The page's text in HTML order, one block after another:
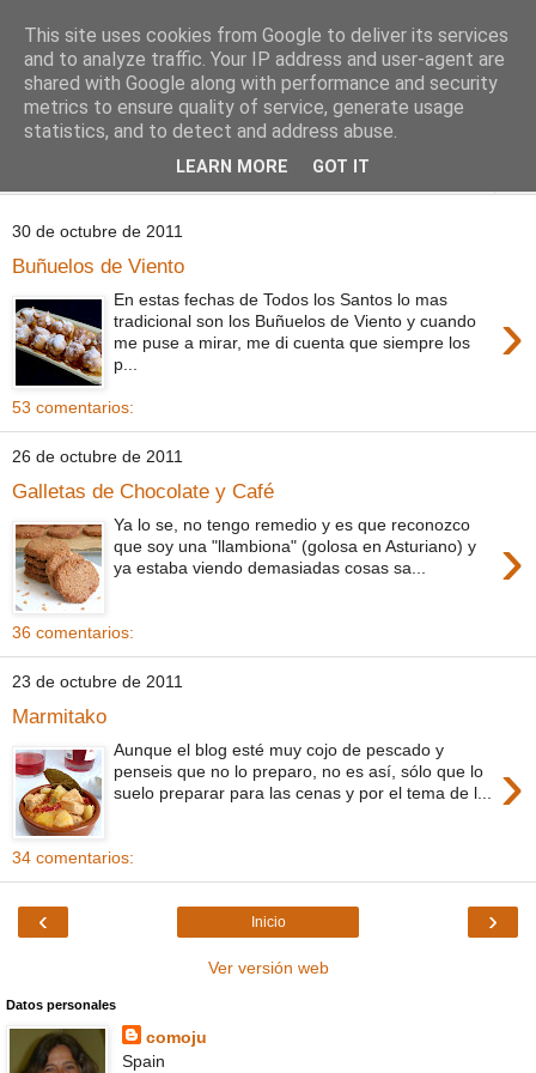
Comoju
La Cocina del Día a Día y el día a día de la Gastronomía
30 de octubre de 2011
Buñuelos de Viento
›
En estas fechas de Todos los Santos lo mas
tradicional son los Buñuelos de Viento y cuando
me puse a mirar, me di cuenta que siempre los
p...
53 comentarios:
26 de octubre de 2011
Galletas de Chocolate y Café
›
Ya lo se, no tengo remedio y es que reconozco
que soy una "llambiona" (golosa en Asturiano) y
ya estaba viendo demasiadas cosas sa...
36 comentarios:
23 de octubre de 2011
Marmitako
›
Aunque el blog esté muy cojo de pescado y
penseis que no lo preparo, no es así, sólo que lo
suelo preparar para las cenas y por el tema de l...
34 comentarios:
‹ ›
Inicio
Ver versión web
Datos personales
comoju
Spain
This site uses cookies from Google to deliver its services
and to analyze traffic. Your IP address and user-agent are
shared with Google along with performance and security
metrics to ensure quality of service, generate usage
statistics, and to detect and address abuse.
LEARN MORE GOT IT